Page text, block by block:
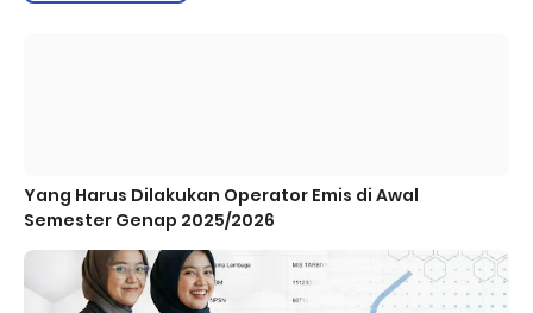
Yang Harus Dilakukan Operator Emis di Awal
Semester Genap 2025/2026